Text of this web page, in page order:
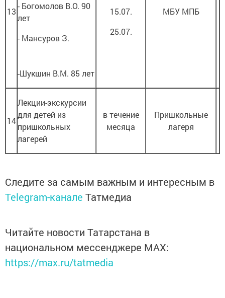
13
- Богомолов В.О. 90
лет
- Мансуров З.
-Шукшин В.М. 85 лет
15.07.
25.07.
МБУ МПБ
14
Лекции-экскурсии
для детей из
пришкольных
лагерей
в течение
месяца
Пришкольные
лагеря
Следите за самым важным и интересным в
Telegram-канале Татмедиа
Читайте новости Татарстана в
национальном мессенджере MАХ:
https://max.ru/tatmedia